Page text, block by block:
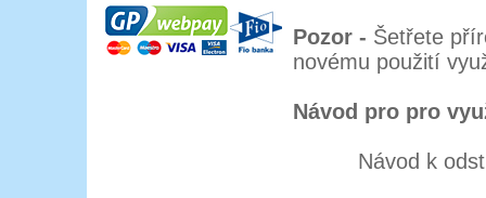
Pozor - Šetřete
novému použití
Návod pro pro
Návod k